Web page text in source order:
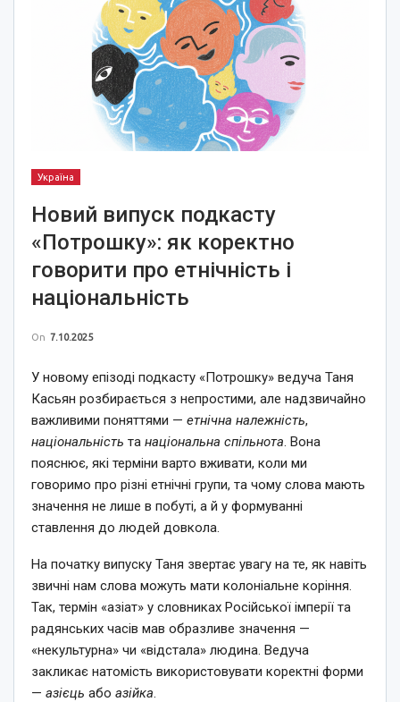
Україна
Новий випуск подкасту
«Потрошку»: як коректно
говорити про етнічність і
національність
On 7.10.2025
У новому епізоді подкасту «Потрошку» ведуча Таня
Касьян розбирається з непростими, але надзвичайно
важливими поняттями — етнічна належність,
національність та національна спільнота. Вона
пояснює, які терміни варто вживати, коли ми
говоримо про різні етнічні групи, та чому слова мають
значення не лише в побуті, а й у формуванні
ставлення до людей довкола.
На початку випуску Таня звертає увагу на те, як навіть
звичні нам слова можуть мати колоніальне коріння.
Так, термін «азіат» у словниках Російської імперії та
радянських часів мав образливе значення —
«некультурна» чи «відстала» людина. Ведуча
закликає натомість використовувати коректні форми
— азієць або азійка.